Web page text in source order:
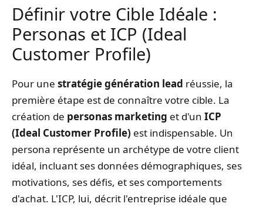
Définir votre Cible Idéale :
Personas et ICP (Ideal
Customer Profile)
Pour une stratégie génération lead réussie, la
première étape est de connaître votre cible. La
création de personas marketing et d'un ICP
(Ideal Customer Profile) est indispensable. Un
persona représente un archétype de votre client
idéal, incluant ses données démographiques, ses
motivations, ses défis, et ses comportements
d'achat. L'ICP, lui, décrit l'entreprise idéale que